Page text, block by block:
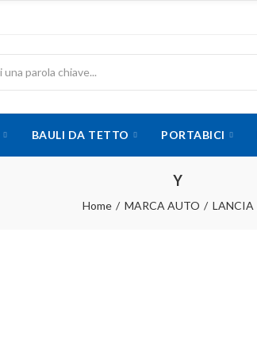
BAULI DA TETTO PORTABICI
Y
Home MARCA AUTO LANCIA